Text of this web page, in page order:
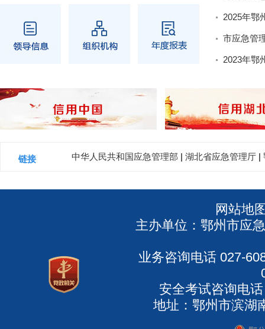
链接 中华人民共和国应急管理部 | 湖北省应急管理厅 |
网站地
主办单位：鄂州市应
业务咨询电话 027-
安全考试咨询电
地址：鄂州市滨湖